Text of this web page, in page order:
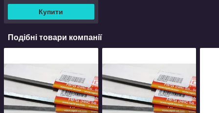
Купити
Подібні товари компанії